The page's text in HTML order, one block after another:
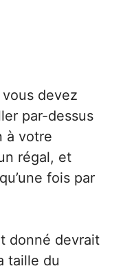
devez
par-dessus
à votre
régal, et
fois par
donné devrait
taille du